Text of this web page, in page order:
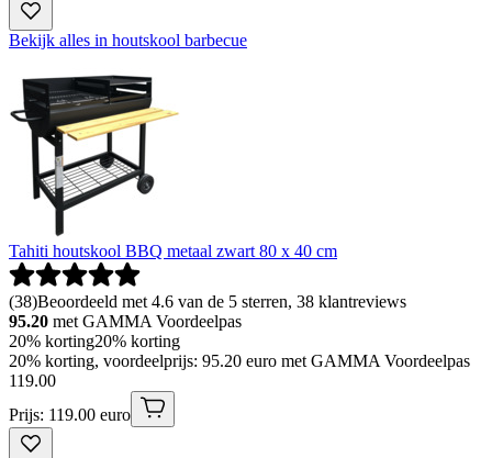
Bekijk alles in houtskool barbecue
Tahiti houtskool BBQ metaal zwart 80 x 40 cm
(38)Beoordeeld met 4.6 van de 5 sterren, 38 klantreviews
95.20 met GAMMA Voordeelpas
20% korting20% korting
20% korting, voordeelprijs: 95.20 euro met GAMMA Voordeelpas
119.00
Prijs: 119.00 euro